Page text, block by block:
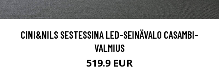
CINI&NILS SESTESSINA LED-SEINÄVALO CASAMBI-
VALMIUS
519.9 EUR